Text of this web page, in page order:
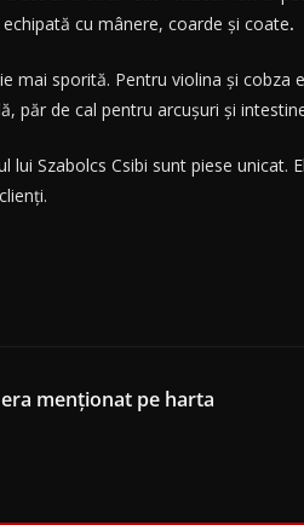
cu mânere, coarde şi coate.
mai sporită. Pentru violina şi
păr de cal pentru arcuşuri și
Szabolcs Csibi sunt piese
menționat pe harta